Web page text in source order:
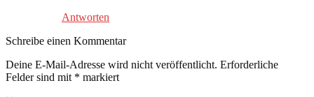
Antworten
Schreibe einen Kommentar
Deine E-Mail-Adresse wird nicht veröffentlicht. Erforderliche
Felder sind mit * markiert